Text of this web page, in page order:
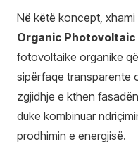
Në këtë koncept,
Organic Photovoltaic
fotovoltaike organike
sipërfaqe transparente
zgjidhje e kthen
duke kombinuar
prodhimin e energjisë.